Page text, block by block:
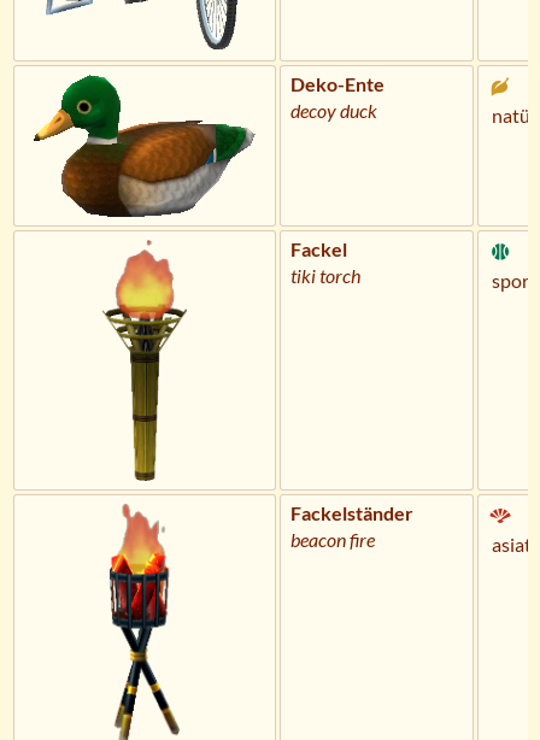
Deko-Ente
decoy duck
Fackel
tiki torch
Fackelständer
beacon fire